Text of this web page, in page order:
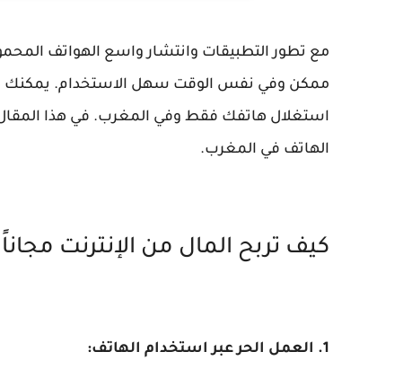
مع تطور التطبيقات وانتشار واسع الهواتف
ممكن وفي نفس الوقت سهل الاستخدام. يمكنك
استغلال هاتفك فقط وفي المغرب. في هذا
الهاتف في المغرب.
كيف تربح المال من الإنترنت
1. العمل الحر عبر استخدام الهاتف: